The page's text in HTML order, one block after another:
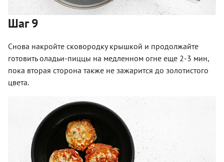
Шаг 9
Снова накройте сковородку крышкой и продолжайте
готовить оладьи-пиццы на медленном огне еще 2-3 мин,
пока вторая сторона также не зажарится до золотистого
цвета.